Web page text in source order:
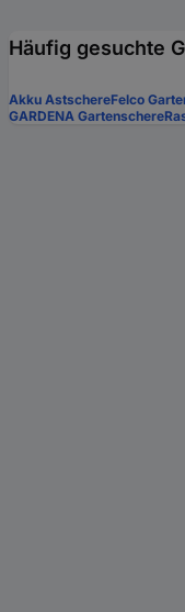
Häufig gesuchte
Akku AstschereFelco
GARDENA Gartenschere